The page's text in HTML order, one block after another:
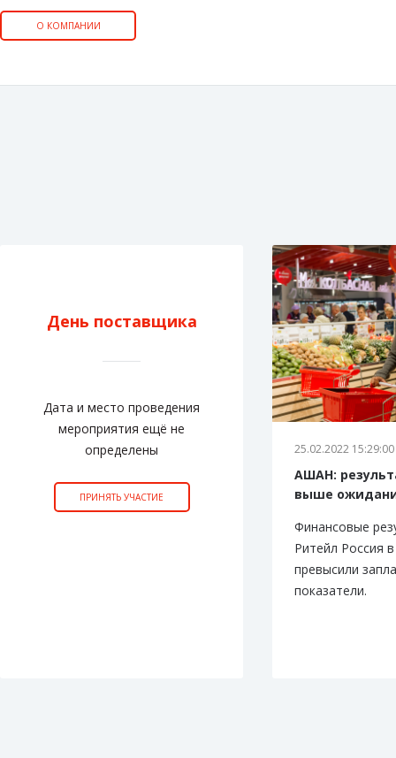
О КОМПАНИИ
День поставщика
Дата и место проведения
мероприятия ещё не
определены
ПРИНЯТЬ УЧАСТИЕ
25.02.2022 15:29:00
АШАН:
выше
Финансовые
Ритейл Россия
превысили
показатели.